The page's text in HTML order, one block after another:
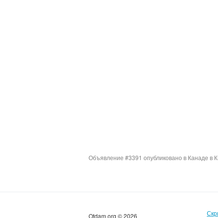
Объявление #3391 опубликовано в Канаде в
Otdam.org © 2026